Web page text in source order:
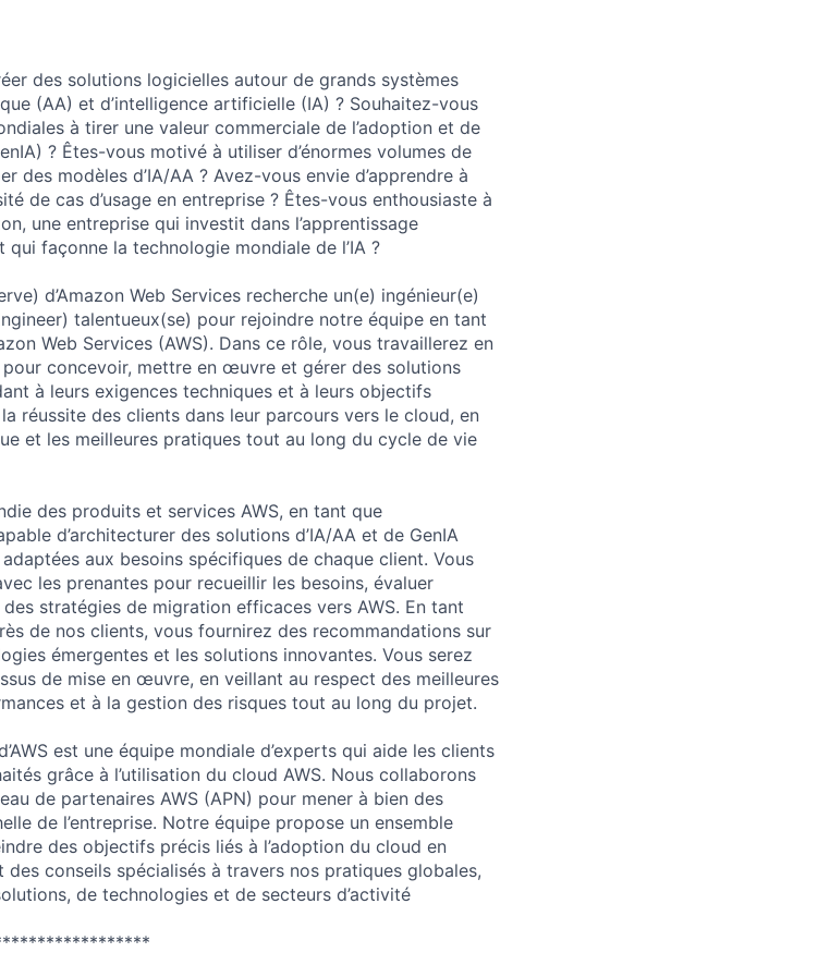
des solutions logicielles autour de grands systèmes
(AA) et d’intelligence artificielle (IA) ? Souhaitez-vous
à tirer une valeur commerciale de l’adoption et de
? Êtes-vous motivé à utiliser d’énormes volumes de
des modèles d’IA/AA ? Avez-vous envie d’apprendre à
de cas d’usage en entreprise ? Êtes-vous enthousiaste à
une entreprise qui investit dans l’apprentissage
façonne la technologie mondiale de l’IA ?
d’Amazon Web Services recherche un(e) ingénieur(e)
talentueux(se) pour rejoindre notre équipe en tant
Web Services (AWS). Dans ce rôle, vous travaillerez en
concevoir, mettre en œuvre et gérer des solutions
à leurs exigences techniques et à leurs objectifs
réussite des clients dans leur parcours vers le cloud, en
et les meilleures pratiques tout au long du cycle de vie
des produits et services AWS, en tant que
d’architecturer des solutions d’IA/AA et de GenIA
aux besoins spécifiques de chaque client. Vous
les prenantes pour recueillir les besoins, évaluer
stratégies de migration efficaces vers AWS. En tant
de nos clients, vous fournirez des recommandations sur
émergentes et les solutions innovantes. Vous serez
de mise en œuvre, en veillant au respect des meilleures
et à la gestion des risques tout au long du projet.
est une équipe mondiale d’experts qui aide les clients
grâce à l’utilisation du cloud AWS. Nous collaborons
de partenaires AWS (APN) pour mener à bien des
de l’entreprise. Notre équipe propose un ensemble
des objectifs précis liés à l’adoption du cloud en
conseils spécialisés à travers nos pratiques globales,
de technologies et de secteurs d’activité